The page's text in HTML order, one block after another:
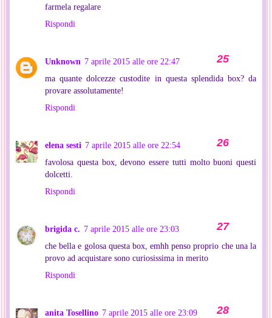
farmela regalare
Rispondi
Unknown 7 aprile 2015 alle ore 22:47
ma quante dolcezze custodite in questa splendida box? da
provare assolutamente!
Rispondi
elena sesti 7 aprile 2015 alle ore 22:54
favolosa questa box, devono essere tutti molto buoni questi
dolcetti.
Rispondi
brigida c. 7 aprile 2015 alle ore 23:03
che bella e golosa questa box, emhh penso proprio che una la
provo ad acquistare sono curiosissima in merito
Rispondi
anita Tosellino 7 aprile 2015 alle ore 23:09